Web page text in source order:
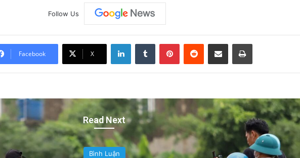
Follow Us
Facebook X
LinkedInTumblr PinterestReddit Share via Email Print
Read Next
Bình Luận